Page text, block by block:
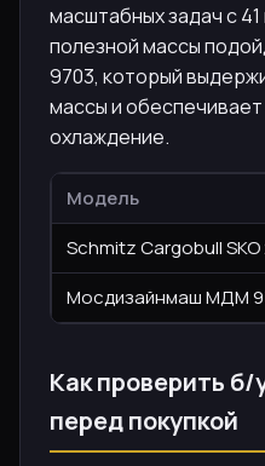
масштабных задач с
полезной массы
9703, который
массы и
охлаждение.
Модель
Schmitz Cargobull SKO
Мосдизайнмаш МДМ
Как проверить
перед покупкой